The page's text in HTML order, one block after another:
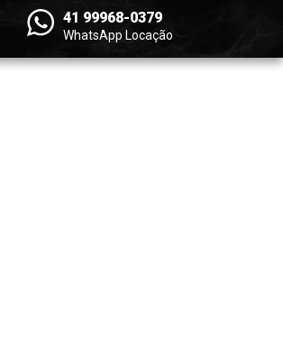
41 99968-0379
WhatsApp Locação